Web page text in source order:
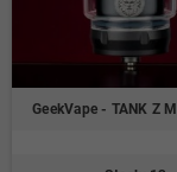
GeekVape - TANK Z